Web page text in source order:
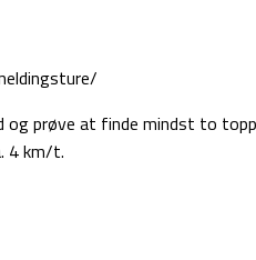
prøve at finde mindst to
4 km/t.